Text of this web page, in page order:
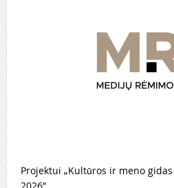
Projektui „Kultūros ir meno
2026″